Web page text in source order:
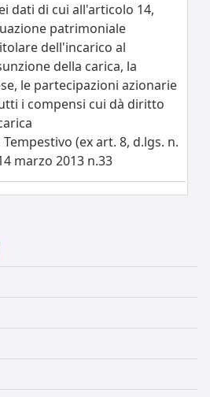
dati di cui all'articolo 14,
patrimoniale
dell'incarico al
della carica, la
le partecipazioni azionarie
i compensi cui dà diritto
Tempestivo (ex art. 8, d.lgs. n.
marzo 2013 n.33